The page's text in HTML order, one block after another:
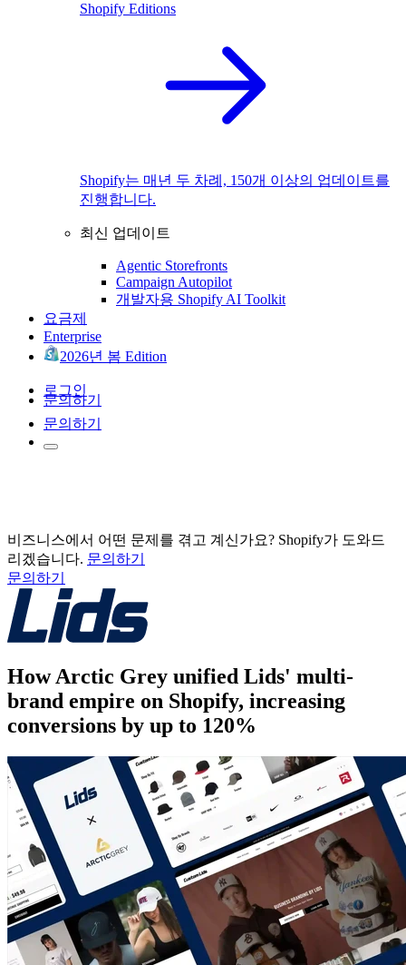
Shopify Editions
Shopify는 매년 두 차례, 150개 이상의 업데이트를
진행합니다.
최신 업데이트
Agentic Storefronts
Campaign Autopilot
개발자용 Shopify AI Toolkit
요금제
Enterprise
2026년 봄 Edition
로그인
문의하기
문의하기
비즈니스에서 어떤 문제를 겪고 계신가요? Shopify가 도와드
리겠습니다. 문의하기
문의하기
How Arctic Grey unified Lids' multi-
brand empire on Shopify, increasing
conversions by up to 120%